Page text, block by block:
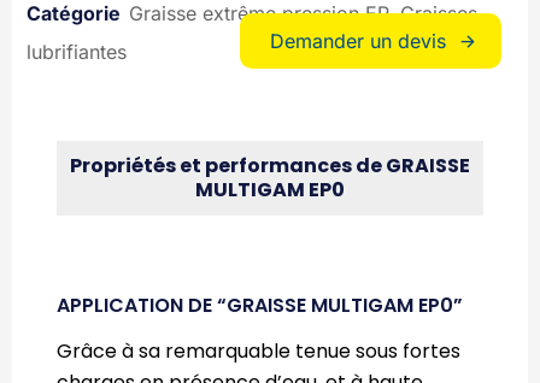
Graisse extrême pression EP Graisses
lubrifiantes
Demander un devis
Propriétés et performances de GRAISSE
MULTIGAM EP0
APPLICATION DE “GRAISSE MULTIGAM EP0”
Grâce à sa remarquable tenue sous fortes